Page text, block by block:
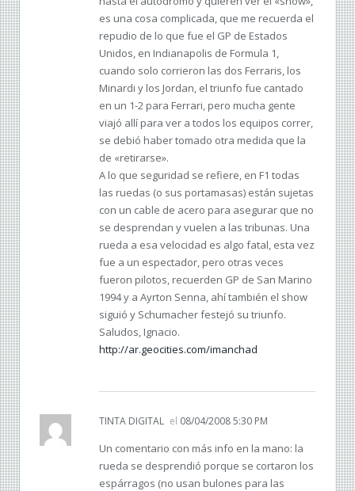
es una cosa complicada, que me recuerda el
repudio de lo que fue el GP de Estados
Unidos, en Indianapolis de Formula 1,
cuando solo corrieron las dos Ferraris, los
Minardi y los Jordan, el triunfo fue cantado
en un 1-2 para Ferrari, pero mucha gente
viajó allí para ver a todos los equipos correr,
se debió haber tomado otra medida que la
de «retirarse».
A lo que seguridad se refiere, en F1 todas
las ruedas (o sus portamasas) están sujetas
con un cable de acero para asegurar que no
se desprendan y vuelen a las tribunas. Una
rueda a esa velocidad es algo fatal, esta vez
fue a un espectador, pero otras veces
fueron pilotos, recuerden GP de San Marino
1994 y a Ayrton Senna, ahí también el show
siguió y Schumacher festejó su triunfo.
Saludos, Ignacio.
http://ar.geocities.com/imanchad
TINTA DIGITAL el 08/04/2008 5:30 PM
Un comentario con más info en la mano: la
rueda se desprendió porque se cortaron los
espárragos (no usan bulones para las